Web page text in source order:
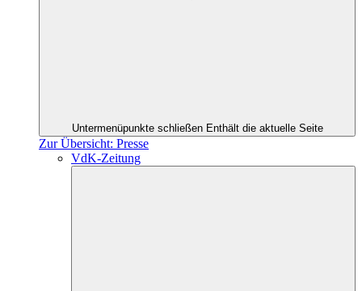
Untermenüpunkte schließen Enthält die aktuelle Seite
Zur Übersicht: Presse
VdK-Zeitung